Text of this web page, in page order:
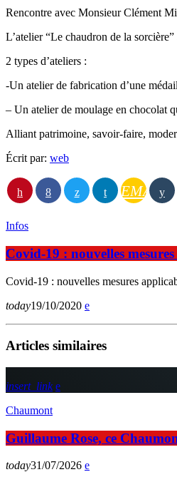
Rencontre avec Monsieur Clément
L’atelier “Le chaudron de la
2 types d’ateliers :
-Un atelier de fabrication d’une
– Un atelier de moulage en chocolat
Alliant patrimoine, savoir-faire,
Écrit par: web
EMAIL
Infos
Covid-19 : nouvelles
Covid-19 : nouvelles mesures
today19/10/2020
Articles similaires
insert_link
Chaumont
Guillaume Rose, ce
today31/07/2026